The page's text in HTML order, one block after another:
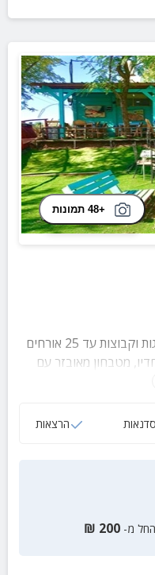
+48 תמונות
מתחם אירוח גדול למשפחות זוגות וקבוצות עד 25 אורחים
מטבחון מאובזר עם
הירוקה הענקית בר
יוגה והעצמה אישית סדנאות הרצאות
מ- 200
₪